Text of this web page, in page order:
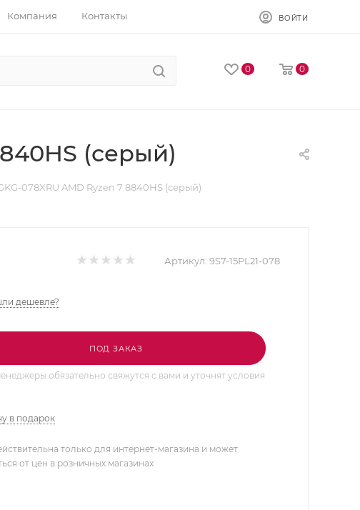
Компания Контакты ВОЙТИ
0 0
(серый)
078XRU AMD Ryzen 7 8840HS (серый)
Артикул: 9S7-15PL21-078
дешевле?
ПОД ЗАКАЗ
обязательно свяжутся с вами и уточнят условия
в подарок
только для интернет-магазина и может
от цен в розничных магазинах